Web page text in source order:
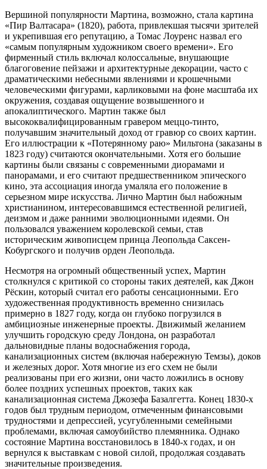
Вершиной популярности Мартина, возможно, стала картина
«Пир Валтасара» (1820), работа, привлекшая тысячи зрителей
и укрепившая его репутацию, а Томас Лоуренс назвал его
«самым популярным художником своего времени». Его
фирменный стиль включал колоссальные, внушающие
благоговение пейзажи и архитектурные декорации, часто с
драматическими небесными явлениями и крошечными
человеческими фигурами, карликовыми на фоне масштаба их
окружения, создавая ощущение возвышенного и
апокалиптического. Мартин также был
высококвалифицированным гравером меццо-тинто,
получавшим значительный доход от гравюр со своих картин.
Его иллюстрации к «Потерянному раю» Мильтона (заказаны в
1823 году) считаются окончательными. Хотя его большие
картины были связаны с современными диорамами и
панорамами, и его считают предшественником эпического
кино, эта ассоциация иногда умаляла его положение в
серьезном мире искусства. Лично Мартин был набожным
христианином, интересовавшимся естественной религией,
деизмом и даже ранними эволюционными идеями. Он
пользовался уважением королевской семьи, став
историческим живописцем принца Леопольда Саксен-
Кобургского и получив орден Леопольда.
Несмотря на огромный общественный успех, Мартин
столкнулся с критикой со стороны таких деятелей, как Джон
Рёскин, который считал его работы сенсационными. Его
художественная продуктивность временно снизилась
примерно в 1827 году, когда он глубоко погрузился в
амбициозные инженерные проекты. Движимый желанием
улучшить городскую среду Лондона, он разработал
дальновидные планы водоснабжения города,
канализационных систем (включая набережную Темзы), доков
и железных дорог. Хотя многие из его схем не были
реализованы при его жизни, они часто ложились в основу
более поздних успешных проектов, таких как
канализационная система Джозефа Базалгетта. Конец 1830-х
годов был трудным периодом, отмеченным финансовыми
трудностями и депрессией, усугубленными семейными
проблемами, включая самоубийство племянника. Однако
состояние Мартина восстановилось в 1840-х годах, и он
вернулся к выставкам с новой силой, продолжая создавать
значительные произведения.